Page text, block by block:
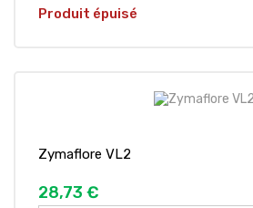
Produit épuisé
Zymaflore VL2
28,73 €